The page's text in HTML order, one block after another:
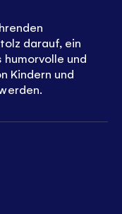
darauf, ein
humorvolle und
Kindern und